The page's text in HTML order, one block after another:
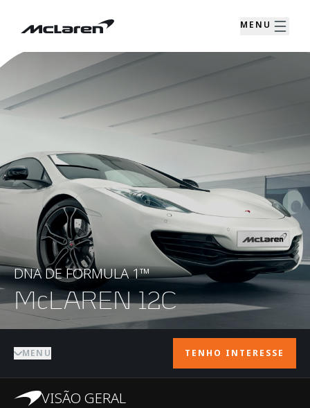
MENU
DNA DE FORMULA 1™
McLAREN 12C
MENU TENHO INTERESSE
VISÃO GERAL